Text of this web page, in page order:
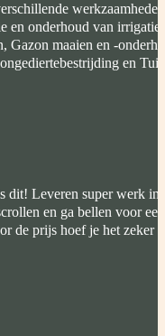
en onderhoud van
Gazon maaien en -
en
dit! Leveren super werk in
en ga bellen voor
de prijs hoef je het zeker